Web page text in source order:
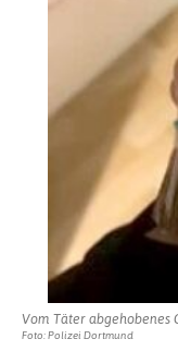
Vom Täter abgehobenes
Foto: Polizei Dortmund